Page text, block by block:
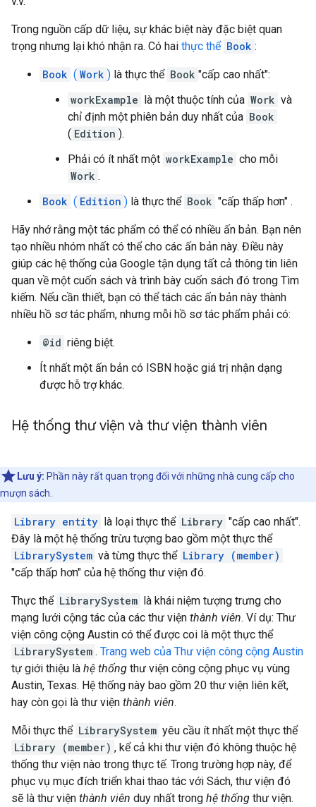
Trong nguồn cấp dữ liệu, sự khác biệt này đặc biệt quan
trọng nhưng lại khó nhận ra. Có hai thực thể Book :
Book ( Work ) là thực thể Book "cấp cao nhất":
workExample là một thuộc tính của Work và
chỉ định một phiên bản duy nhất của Book
( Edition ).
Phải có ít nhất một workExample cho mỗi
Work .
Book ( Edition ) là thực thể Book "cấp thấp hơn" .
Hãy nhớ rằng một tác phẩm có thể có nhiều ấn bản. Bạn nên
tạo nhiều nhóm nhất có thể cho các ấn bản này. Điều này
giúp các hệ thống của Google tận dụng tất cả thông tin liên
quan về một cuốn sách và trình bày cuốn sách đó trong Tìm
kiếm. Nếu cần thiết, bạn có thể tách các ấn bản này thành
nhiều hồ sơ tác phẩm, nhưng mỗi hồ sơ tác phẩm phải có:
@id riêng biệt.
Ít nhất một ấn bản có ISBN hoặc giá trị nhận dạng
được hỗ trợ khác.
Hệ thống thư viện và thư viện thành viên
Lưu ý: Phần này rất quan trọng đối với những nhà cung cấp cho
mượn sách.
Library entity là loại thực thể Library "cấp cao nhất".
Đây là một hệ thống trừu tượng bao gồm một thực thể
LibrarySystem và từng thực thể Library (member)
"cấp thấp hơn" của hệ thống thư viện đó.
Thực thể LibrarySystem là khái niệm tượng trưng cho
mạng lưới cộng tác của các thư viện thành viên. Ví dụ: Thư
viện công cộng Austin có thể được coi là một thực thể
LibrarySystem . Trang web của Thư viện công cộng Austin
tự giới thiệu là hệ thống thư viện công cộng phục vụ vùng
Austin, Texas. Hệ thống này bao gồm 20 thư viện liên kết,
hay còn gọi là thư viện thành viên.
Mỗi thực thể LibrarySystem yêu cầu ít nhất một thực thể
Library (member) , kể cả khi thư viện đó không thuộc hệ
thống thư viện nào trong thực tế. Trong trường hợp này, để
phục vụ mục đích triển khai thao tác với Sách, thư viện đó
sẽ là thư viện thành viên duy nhất trong hệ thống thư viện.